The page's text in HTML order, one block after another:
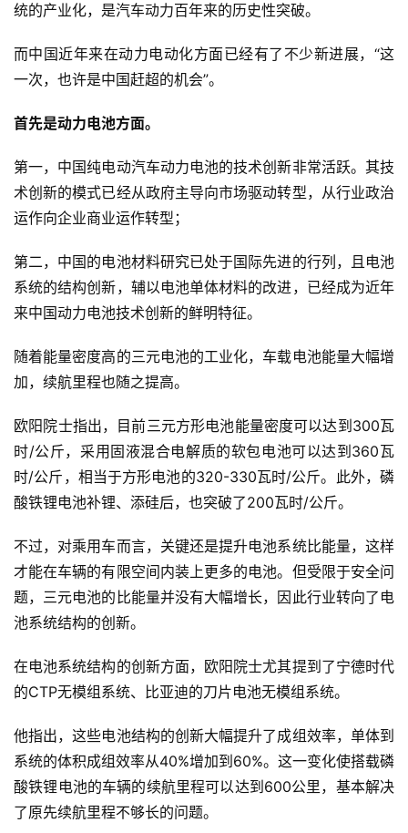
统的产业化，是汽车动力百年来的历史性突破。
而中国近年来在动力电动化方面已经有了不少新进展，“这
一次，也许是中国赶超的机会”。
首先是动力电池方面。
第一，中国纯电动汽车动力电池的技术创新非常活跃。其技
术创新的模式已经从政府主导向市场驱动转型，从行业政治
运作向企业商业运作转型；
第二，中国的电池材料研究已处于国际先进的行列，且电池
系统的结构创新，辅以电池单体材料的改进，已经成为近年
来中国动力电池技术创新的鲜明特征。
随着能量密度高的三元电池的工业化，车载电池能量大幅增
加，续航里程也随之提高。
欧阳院士指出，目前三元方形电池能量密度可以达到300瓦
时/公斤，采用固液混合电解质的软包电池可以达到360瓦
时/公斤，相当于方形电池的320-330瓦时/公斤。此外，磷
酸铁锂电池补锂、添硅后，也突破了200瓦时/公斤。
不过，对乘用车而言，关键还是提升电池系统比能量，这样
才能在车辆的有限空间内装上更多的电池。但受限于安全问
题，三元电池的比能量并没有大幅增长，因此行业转向了电
池系统结构的创新。
在电池系统结构的创新方面，欧阳院士尤其提到了宁德时代
的CTP无模组系统、比亚迪的刀片电池无模组系统。
他指出，这些电池结构的创新大幅提升了成组效率，单体到
系统的体积成组效率从40%增加到60%。这一变化使搭载磷
酸铁锂电池的车辆的续航里程可以达到600公里，基本解决
了原先续航里程不够长的问题。